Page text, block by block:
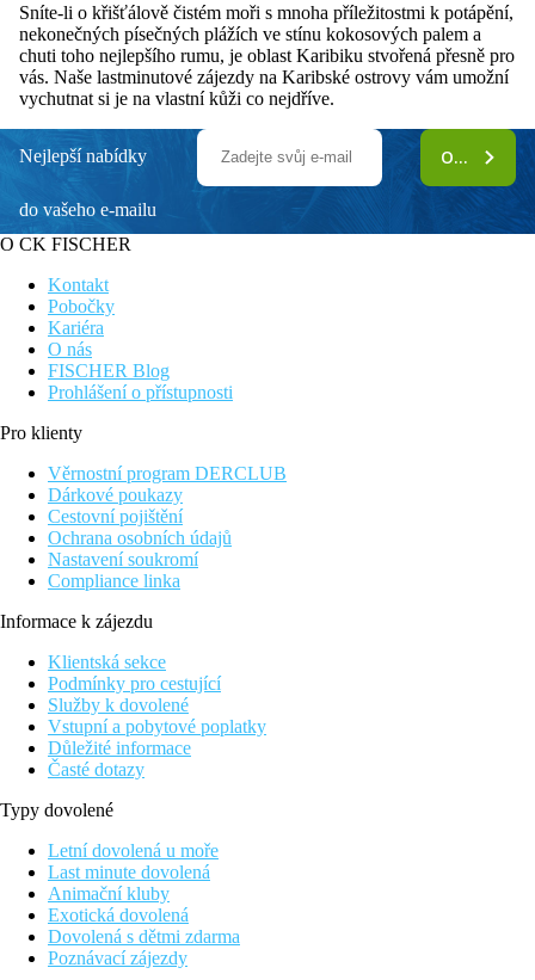
Sníte-li o křišťálově čistém moři s mnoha příležitostmi k potápění,
nekonečných písečných plážích ve stínu kokosových palem a
chuti toho nejlepšího rumu, je oblast Karibiku stvořená přesně pro
vás. Naše lastminutové zájezdy na Karibské ostrovy vám umožní
vychutnat si je na vlastní kůži co nejdříve.
Nejlepší nabídky
do vašeho e-mailu
ODEBÍRAT
O CK FISCHER
Kontakt
Pobočky
Kariéra
O nás
FISCHER Blog
Prohlášení o přístupnosti
Pro klienty
Věrnostní program DERCLUB
Dárkové poukazy
Cestovní pojištění
Ochrana osobních údajů
Nastavení soukromí
Compliance linka
Informace k zájezdu
Klientská sekce
Podmínky pro cestující
Služby k dovolené
Vstupní a pobytové poplatky
Důležité informace
Časté dotazy
Typy dovolené
Letní dovolená u moře
Last minute dovolená
Animační kluby
Exotická dovolená
Dovolená s dětmi zdarma
Poznávací zájezdy